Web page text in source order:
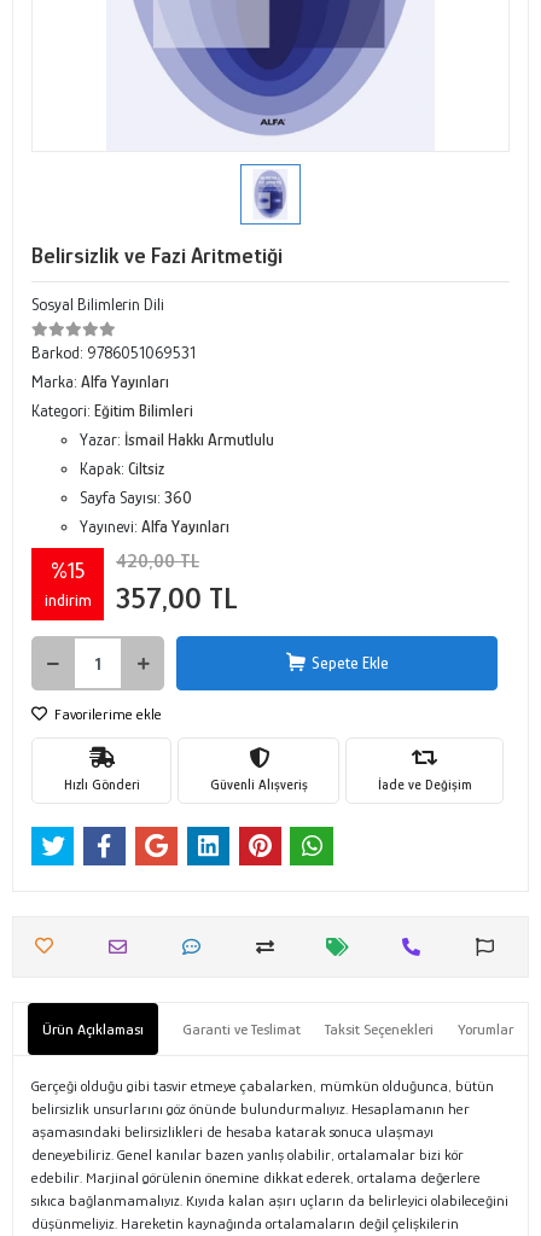
Belirsizlik ve Fazi Aritmetiği
Sosyal Bilimlerin Dili
Barkod: 9786051069531
Marka: Alfa Yayınları
Kategori: Eğitim Bilimleri
Yazar: İsmail Hakkı Armutlulu
Kapak: Ciltsiz
Sayfa Sayısı: 360
Yayınevi: Alfa Yayınları
%15
indirim
420,00 TL
357,00 TL
Sepete Ekle
Favorilerime ekle
Hızlı Gönderi Güvenli Alışveriş İade ve Değişim
Ürün Açıklaması Garanti ve Teslimat Taksit Seçenekleri Yorumlar
Gerçeği olduğu gibi tasvir etmeye çabalarken, mümkün olduğunca, bütün
belirsizlik unsurlarını göz önünde bulundurmalıyız. Hesaplamanın her
aşamasındaki belirsizlikleri de hesaba katarak sonuca ulaşmayı
deneyebiliriz. Genel kanılar bazen yanlış olabilir, ortalamalar bizi kör
edebilir. Marjinal görülenin önemine dikkat ederek, ortalama değerlere
sıkıca bağlanmamalıyız. Kıyıda kalan aşırı uçların da belirleyici olabileceğini
düşünmeliyiz. Hareketin kaynağında ortalamaların değil çelişkilerin